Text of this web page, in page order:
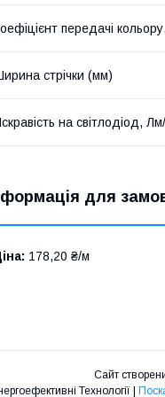
передачі
стрічки (мм)
на світлодіод,
для
178,20 ₴/м
Сайт
Енергоефективні Технології |